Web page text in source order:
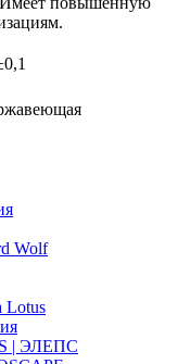
Wolf
Lotus
| ЭЛЕПС